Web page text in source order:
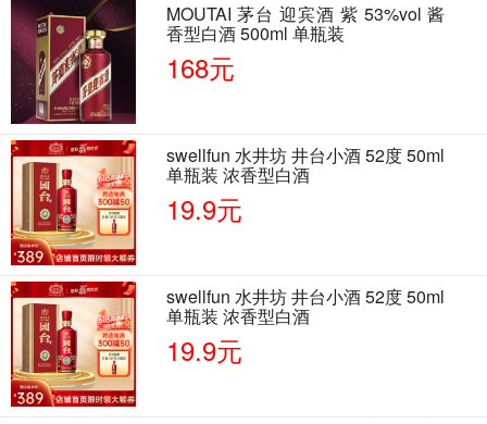
MOUTAI 茅台 迎宾酒 紫 53%vol 酱
香型白酒 500ml 单瓶装
168元
swellfun 水井坊 井台小酒 52度 50ml
单瓶装 浓香型白酒
19.9元
swellfun 水井坊 井台小酒 52度 50ml
单瓶装 浓香型白酒
19.9元